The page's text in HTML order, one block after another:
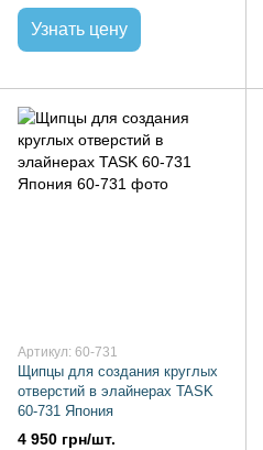
Узнать цену
Артикул: 60-731
Щипцы для создания круглых
отверстий в элайнерах TASK
60-731 Япония
4 950 грн/шт.